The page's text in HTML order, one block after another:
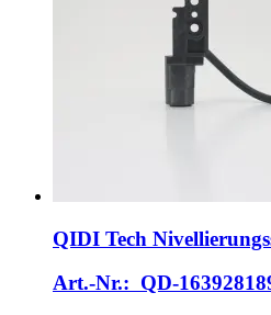
QIDI Tech
Art.-Nr.: QD-